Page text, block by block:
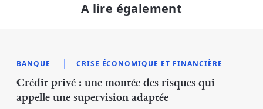
A lire également
BANQUE CRISE ÉCONOMIQUE ET FINANCIÈRE
Crédit privé : une montée des risques qui
appelle une supervision adaptée